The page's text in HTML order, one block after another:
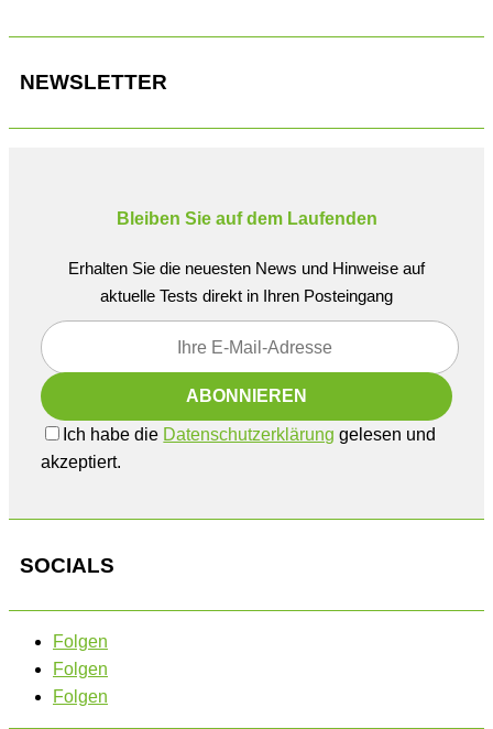
NEWSLETTER
Bleiben Sie auf dem Laufenden
Erhalten Sie die neuesten News und Hinweise auf
aktuelle Tests direkt in Ihren Posteingang
Ich habe die Datenschutzerklärung gelesen und
akzeptiert.
SOCIALS
Folgen
Folgen
Folgen